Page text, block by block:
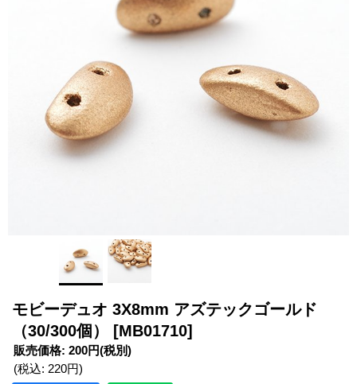
モビーデュオ 3X8mm アズテックゴールド
（30/300個） [MB01710]
販売価格: 200円(税別)
(税込: 220円)